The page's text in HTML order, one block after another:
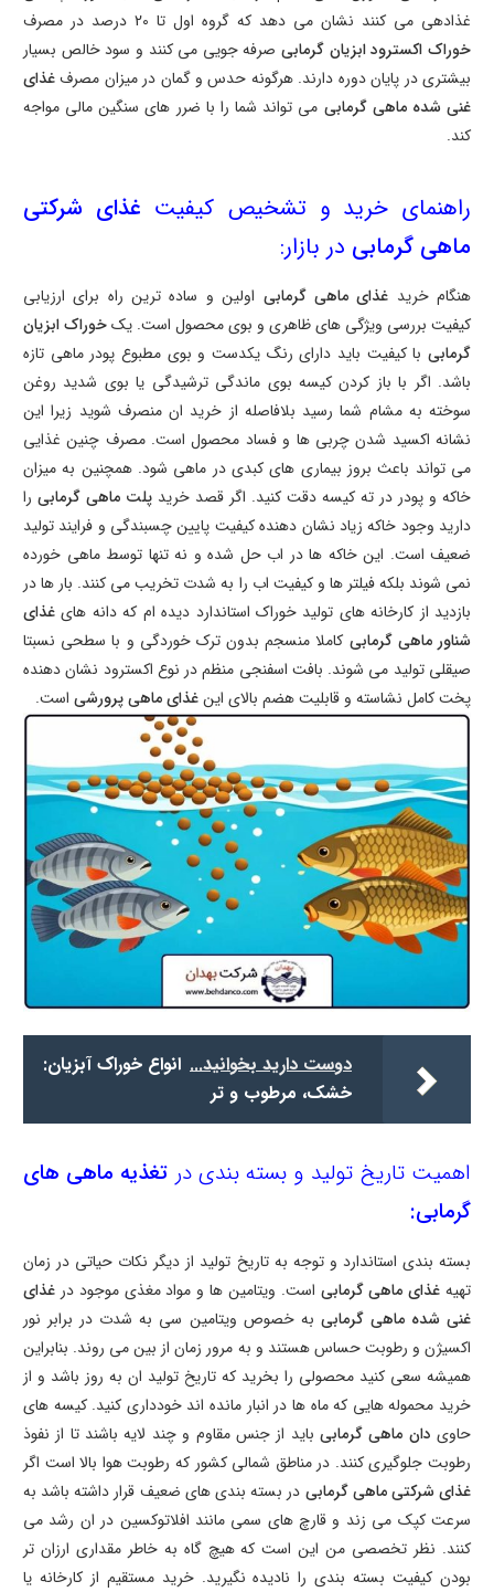
غذادهی می کنند نشان می دهد که گروه اول تا 20 درصد در مصرف
خوراک اکسترود ابزیان گرمابیصرفه جویی می کنند و سود خالص بسیار
بیشتری در پایان دوره دارند. هرگونه حدس و گمان در میزان مصرفغذای
غنی شده ماهی گرمابی می تواند شما را با ضرر های سنگین مالی مواجه
کند.
راهنمای خرید و تشخیص کیفیت غذای شرکتی
ماهی گرمابی در بازار:
هنگام خرید غذای ماهی گرمابی اولین و ساده ترین راه برای ارزیابی
کیفیت بررسی ویژگی های ظاهری و بوی محصول است. یکخوراک ابزیان
گرمابی با کیفیت باید دارای رنگ یکدست و بوی مطبوع پودر ماهی تازه
باشد. اگر با باز کردن کیسه بوی ماندگی ترشیدگی یا بوی شدید روغن
سوخته به مشام شما رسید بلافاصله از خرید ان منصرف شوید زیرا این
نشانه اکسید شدن چربی ها و فساد محصول است. مصرف چنین غذایی
می تواند باعث بروز بیماری های کبدی در ماهی شود. همچنین به میزان
خاکه و پودر در ته کیسه دقت کنید. اگر قصد خرید پلت ماهی گرمابی را
دارید وجود خاکه زیاد نشان دهنده کیفیت پایین چسبندگی و فرایند تولید
ضعیف است. این خاکه ها در اب حل شده و نه تنها توسط ماهی خورده
نمی شوند بلکه فیلتر ها و کیفیت اب را به شدت تخریب می کنند. بار ها در
بازدید از کارخانه های تولید خوراک استاندارد دیده ام که دانه های غذای
شناور ماهی گرمابی کاملا منسجم بدون ترک خوردگی و با سطحی نسبتا
صیقلی تولید می شوند. بافت اسفنجی منظم در نوع اکسترود نشان دهنده
پخت کامل نشاسته و قابلیت هضم بالای اینغذای ماهی پرورشی است.
دوست دارید بخوانید... انواع خوراک آبزیان:
خشک، مرطوب و تر
اهمیت تاریخ تولید و بسته بندی در تغذیه ماهی های
گرمابی:
بسته بندی استاندارد و توجه به تاریخ تولید از دیگر نکات حیاتی در زمان
تهیه غذای ماهی گرمابی است. ویتامین ها و مواد مغذی موجود در غذای
غنی شده ماهی گرمابی به خصوص ویتامین سی به شدت در برابر نور
اکسیژن و رطوبت حساس هستند و به مرور زمان از بین می روند. بنابراین
همیشه سعی کنید محصولی را بخرید که تاریخ تولید ان به روز باشد و از
خرید محموله هایی که ماه ها در انبار مانده اند خودداری کنید. کیسه های
حاوی دان ماهی گرمابی باید از جنس مقاوم و چند لایه باشند تا از نفوذ
رطوبت جلوگیری کنند. در مناطق شمالی کشور که رطوبت هوا بالا است اگر
غذای شرکتی ماهی گرمابی در بسته بندی های ضعیف قرار داشته باشد به
سرعت کپک می زند و قارچ های سمی مانند افلاتوکسین در ان رشد می
کنند. نظر تخصصی من این است که هیچ گاه به خاطر مقداری ارزان تر
بودن کیفیت بسته بندی را نادیده نگیرید. خرید مستقیم از کارخانه یا